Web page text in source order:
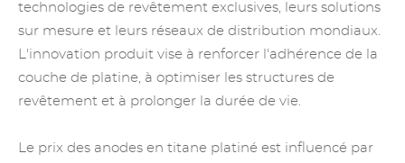
technologies de revêtement exclusives, leurs solutions
sur mesure et leurs réseaux de distribution mondiaux.
L'innovation produit vise à renforcer l'adhérence de la
couche de platine, à optimiser les structures de
revêtement et à prolonger la durée de vie.
Le prix des anodes en titane platiné est influencé par